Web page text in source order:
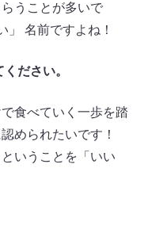
うことが多いで
名前ですよね！
ださい。
食べていく一歩を踏
められたいです！
いうことを「いい